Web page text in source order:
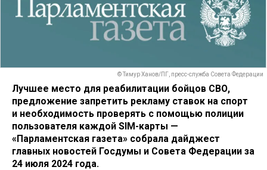
© Тимур Ханов/ПГ, пресс-служба Совета Федерации
Лучшее место для реабилитации бойцов СВО,
предложение запретить рекламу ставок на спорт
и необходимость проверять с помощью полиции
пользователя каждой SIM-карты —
«Парламентская газета» собрала дайджест
главных новостей Госдумы и Совета Федерации за
24 июля 2024 года.